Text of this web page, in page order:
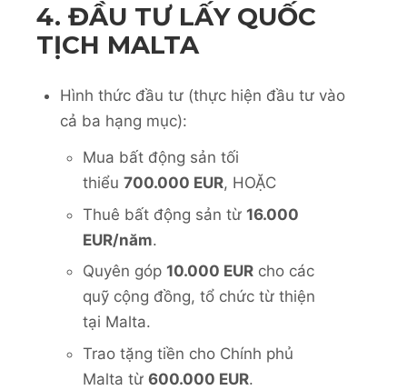
4. ĐẦU TƯ LẤY QUỐC
TỊCH MALTA
Hình thức đầu tư (thực hiện đầu tư vào
cả ba hạng mục):
Mua bất động sản tối
thiểu 700.000 EUR, HOẶC
Thuê bất động sản từ 16.000
EUR/năm.
Quyên góp 10.000 EUR cho các
quỹ cộng đồng, tổ chức từ thiện
tại Malta.
Trao tặng tiền cho Chính phủ
Malta từ 600.000 EUR.